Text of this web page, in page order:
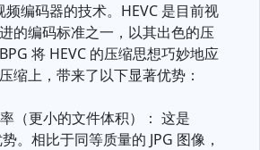
频编码器的技术。HEVC 是目前视
的编码标准之一，以其出色的压
将 HEVC 的压缩思想巧妙地应
缩上，带来了以下显著优势：
（更小的文件体积）： 这是
。相比于同等质量的 JPG 图像，